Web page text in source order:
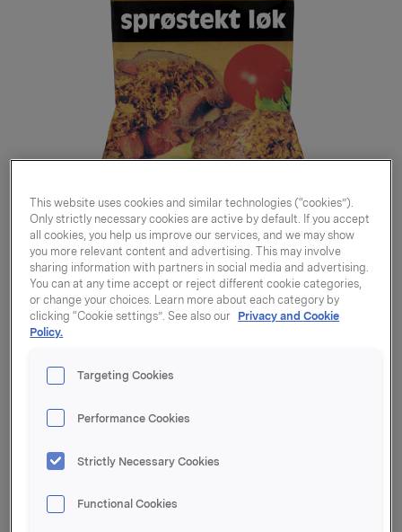
Løk sprøstekt 100g
EPD-nr. 805325
brødskiva vil PS sprøstekt løk løfte
This website uses cookies and similar technologies (“cookies”).
Only strictly necessary cookies are active by default. If you accept
all cookies, you help us improve our services, and we may show
you more relevant content and advertising. This may involve
sharing information with partners in social media and advertising.
You can at any time accept or reject different cookie categories,
or change your choices. Learn more about each category by
clicking “Cookie settings”. See also our Privacy and Cookie
Policy.
Targeting Cookies
Performance Cookies
Strictly Necessary Cookies
Functional Cookies